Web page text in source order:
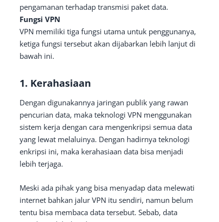
pengamanan terhadap transmisi paket data.
Fungsi VPN
VPN memiliki tiga fungsi utama untuk penggunanya,
ketiga fungsi tersebut akan dijabarkan lebih lanjut di
bawah ini.
1. Kerahasiaan
Dengan digunakannya jaringan publik yang rawan
pencurian data, maka teknologi VPN menggunakan
sistem kerja dengan cara mengenkripsi semua data
yang lewat melaluinya. Dengan hadirnya teknologi
enkripsi ini, maka kerahasiaan data bisa menjadi
lebih terjaga.
Meski ada pihak yang bisa menyadap data melewati
internet bahkan jalur VPN itu sendiri, namun belum
tentu bisa membaca data tersebut. Sebab, data